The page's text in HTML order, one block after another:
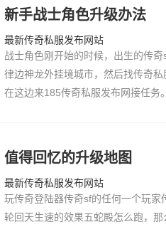
新手战士角色升级办法
最新传奇私服发布网站
战士角色刚开始的时候，出生的传
律边神龙外挂境城市，然后找传奇
在这边来185传奇私服发布网接任务
值得回忆的升级地图
最新传奇私服发布网站
玩传奇登陆器传奇sf的任何一个玩
轮回天生速的效果五蛇殿怎么跑，